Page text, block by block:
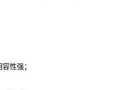
性强；